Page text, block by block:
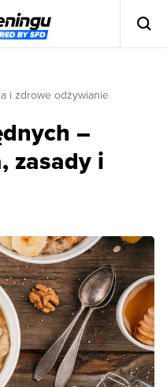
i zdrowe odżywianie
–
zasady i